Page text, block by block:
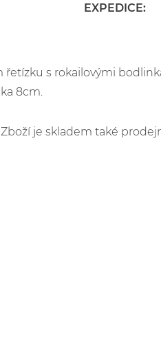
EXPEDICE:
s rokailovými
8cm.
je skladem také